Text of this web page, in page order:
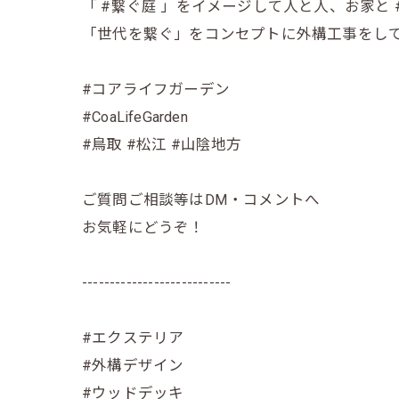
「 #繋ぐ庭 」をイメージして人と人、お家と
「世代を繋ぐ」をコンセプトに外構工事をし
#コアライフガーデン
#CoaLifeGarden
#鳥取 #松江 #山陰地方
ご質問ご相談等はDM・コメントへ
お気軽にどうぞ！
---------------------------
#エクステリア
#外構デザイン
#ウッドデッキ